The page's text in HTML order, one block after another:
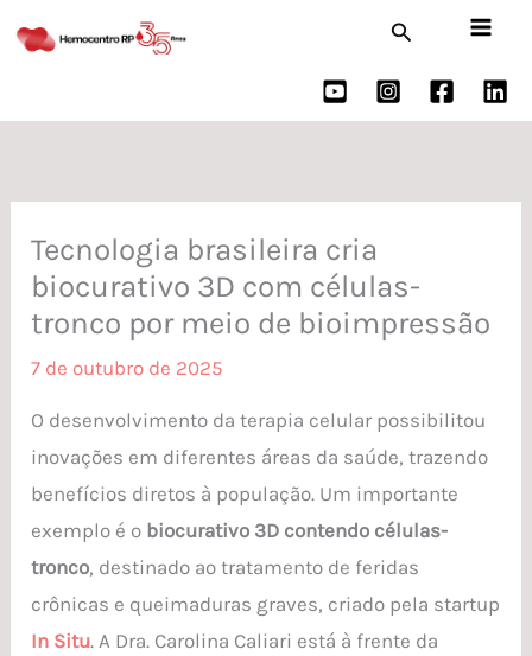
para
conteúdo
Pesquisar
Tecnologia brasileira cria
biocurativo 3D com células-
tronco por meio de bioimpressão
7 de outubro de 2025
O desenvolvimento da terapia celular possibilitou
inovações em diferentes áreas da saúde, trazendo
benefícios diretos à população. Um importante
exemplo é o biocurativo 3D contendo células-
tronco, destinado ao tratamento de feridas
crônicas e queimaduras graves, criado pela startup
In Situ. A Dra. Carolina Caliari está à frente da